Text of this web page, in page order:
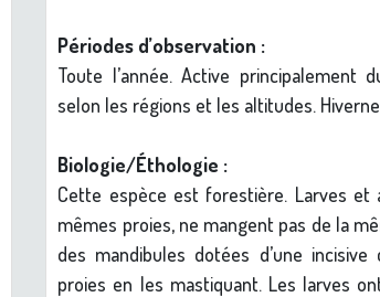
Périodes d’observation :
Toute l’année. Active principalement
selon les régions et les altitudes.
Biologie/Éthologie :
Cette espèce est forestière. Larves et
mêmes proies, ne mangent pas de la
des mandibules dotées d’une
proies en les mastiquant. Les larves